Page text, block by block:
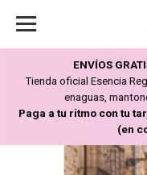
ENVÍOS
Tienda oficial Esencia
enaguas,
Paga a tu ritmo con tu
(en